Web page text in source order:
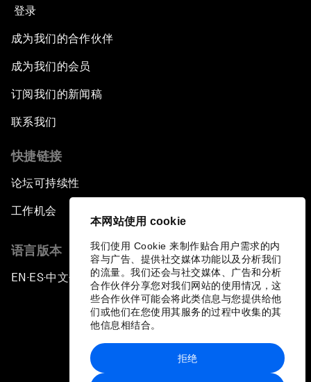
本网站使用 cookie
我们使用 Cookie 来制作贴合用户需求的内
容与广告、提供社交媒体功能以及分析我们
的流量。我们还会与社交媒体、广告和分析
合作伙伴分享您对我们网站的使用情况，这
些合作伙伴可能会将此类信息与您提供给他
们或他们在您使用其服务的过程中收集的其
他信息相结合。
拒绝
登录
成为我们的合作伙伴
成为我们的会员
订阅我们的新闻稿
联系我们
快捷链接
论坛可持续性
工作机会
语言版本
EN ▪ES▪中文▪ 日本語